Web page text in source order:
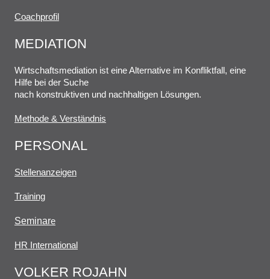
Coachprofil
MEDIATION
Wirtschaftsmediation ist eine Alternative im Konfliktfall, eine
Hilfe bei der Suche
nach konstruktiven und nachhaltigen Lösungen.
Methode & Verständnis
PERSONAL
Stellenanzeigen
Training
Seminare
HR International
VOLKER ROJAHN